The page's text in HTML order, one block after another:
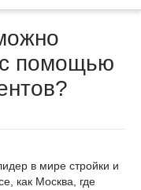
с помощью
в мире стройки и
как Москва, где